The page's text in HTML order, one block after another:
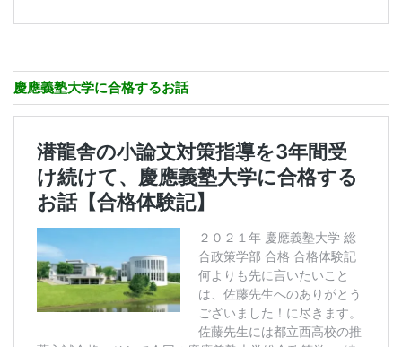
慶應義塾大学に合格するお話